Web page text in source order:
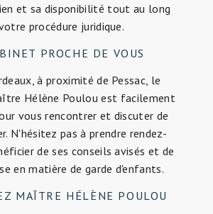
et sa disponibilité tout au long
procédure juridique.
PROCHE DE VOUS
à proximité de Pessac, le
Hélène Poulou est facilement
vous rencontrer et discuter de
N'hésitez pas à prendre rendez-
de ses conseils avisés et de
en matière de garde d'enfants.
MAÎTRE HÉLÈNE POULOU